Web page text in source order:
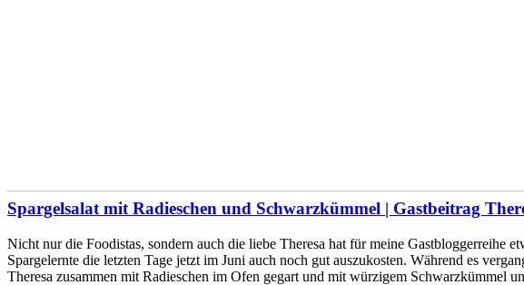
Spargelsalat mit Radieschen und Schwarzkümmel | Gastbeitrag
Nicht nur die Foodistas, sondern auch die liebe Theresa hat für meine Gastbloggerreihe
Spargelernte die letzten Tage jetzt im Juni auch noch gut auszukosten. Während es
Theresa zusammen mit Radieschen im Ofen gegart und mit würzigem Schwarzkümmel